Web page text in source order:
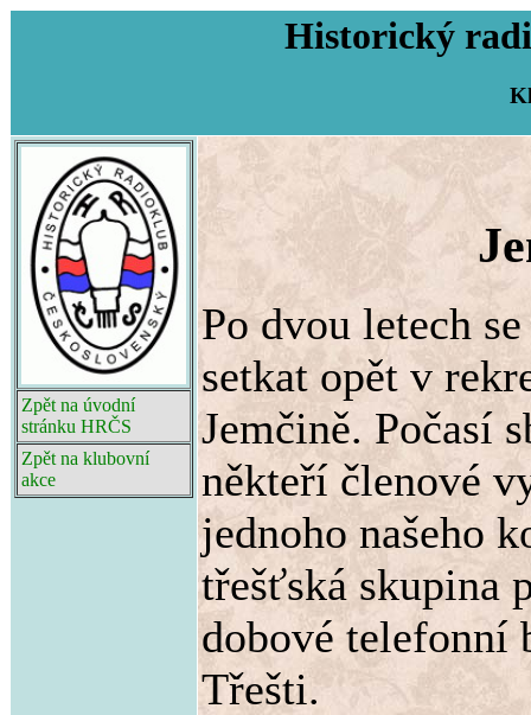
Historický
Zpět na úvodní
stránku HRČS
Zpět na klubovní
akce
Po dvou letech
setkat opět v
Jemčině. Počasí
někteří členové
jednoho našeho
třešťská skupina
dobové telefonní
Třešti.